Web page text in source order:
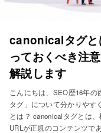
canonicalタグと
っておくべき注
解説します
こんにちは、SEO歴16年
タグ」について分かりやす
とは？ canonicalタグとは
URLが正規のコンテンツで